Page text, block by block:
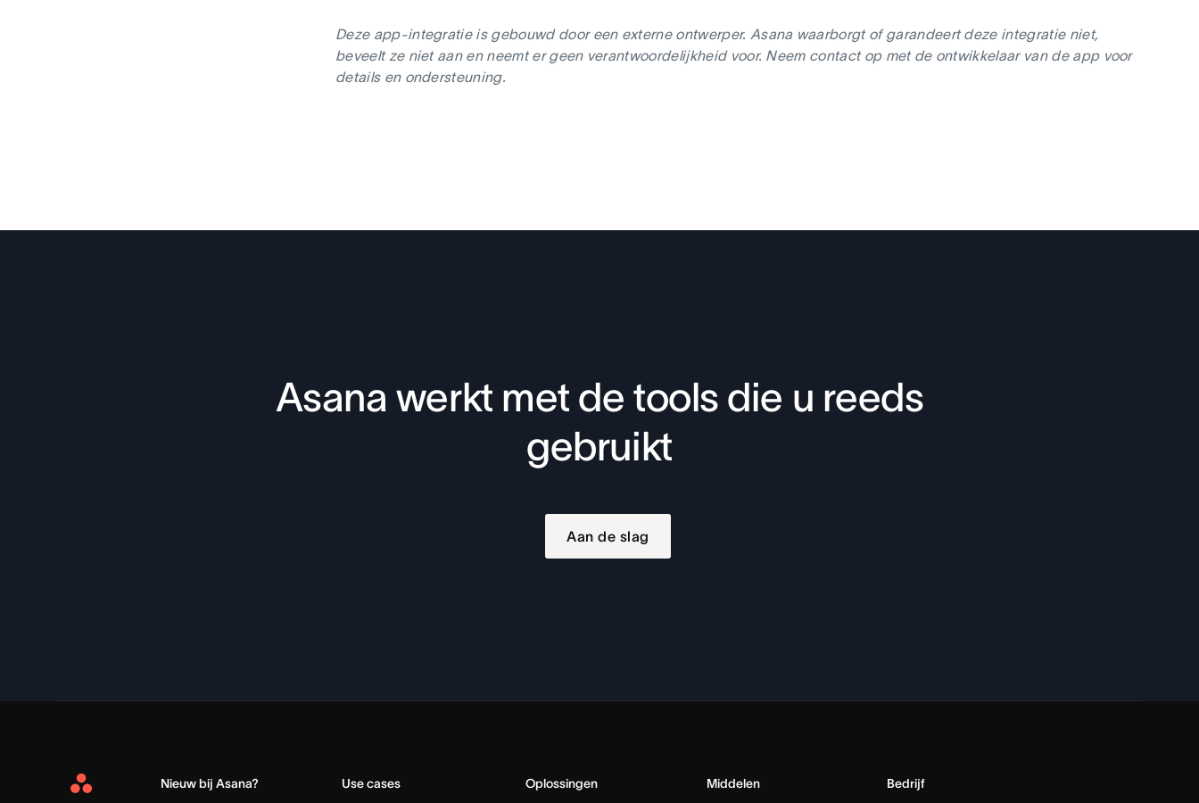
Deze app-integratie is gebouwd door een externe ontwerper. Asana waarborgt of garandeert deze integratie niet,
beveelt ze niet aan en neemt er geen verantwoordelijkheid voor. Neem contact op met de ontwikkelaar van de app voor
details en ondersteuning.
Asana werkt met de tools die u reeds
gebruikt
Aan de slag
Asana
Nieuw bij Asana? Use cases Oplossingen Middelen Bedrijf